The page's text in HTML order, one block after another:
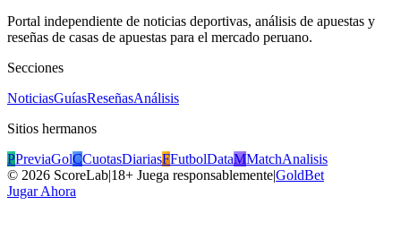
Portal independiente de noticias deportivas, análisis de apuestas y
reseñas de casas de apuestas para el mercado peruano.
Secciones
NoticiasGuíasReseñasAnálisis
Sitios hermanos
PPreviaGolCCuotasDiariasFFutbolDataMMatchAnalisis
© 2026 ScoreLab|18+ Juega responsablemente|GoldBet
Jugar Ahora